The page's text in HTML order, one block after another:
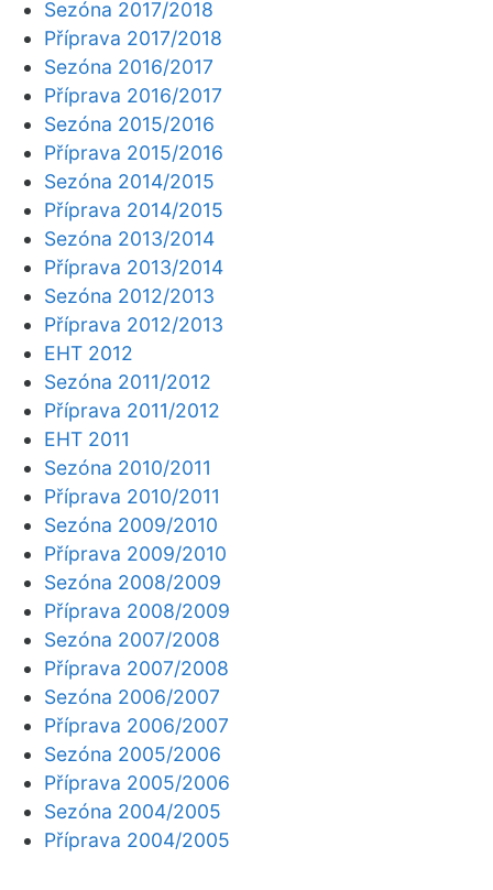
Sezóna 2017/2018
Příprava 2017/2018
Sezóna 2016/2017
Příprava 2016/2017
Sezóna 2015/2016
Příprava 2015/2016
Sezóna 2014/2015
Příprava 2014/2015
Sezóna 2013/2014
Příprava 2013/2014
Sezóna 2012/2013
Příprava 2012/2013
EHT 2012
Sezóna 2011/2012
Příprava 2011/2012
EHT 2011
Sezóna 2010/2011
Příprava 2010/2011
Sezóna 2009/2010
Příprava 2009/2010
Sezóna 2008/2009
Příprava 2008/2009
Sezóna 2007/2008
Příprava 2007/2008
Sezóna 2006/2007
Příprava 2006/2007
Sezóna 2005/2006
Příprava 2005/2006
Sezóna 2004/2005
Příprava 2004/2005